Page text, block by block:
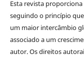
Esta revista
seguindo o princípio
um maior intercâmbio
associado a um
autor. Os direitos